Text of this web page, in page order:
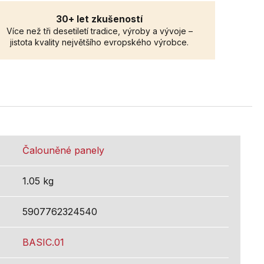
30+ let zkušeností
Více než tři desetiletí tradice, výroby a vývoje –
jistota kvality největšího evropského výrobce.
Čalouněné panely
1.05 kg
5907762324540
BASIC.01